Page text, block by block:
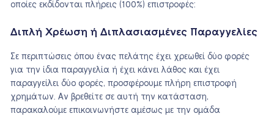
οποίες εκδίδονται πλήρεις (100%) επιστροφές:
Διπλή Χρέωση ή Διπλασιασμένες Παραγγελίες
Σε περιπτώσεις όπου ένας πελάτης έχει χρεωθεί δύο φορές
για την ίδια παραγγελία ή έχει κάνει λάθος και έχει
παραγγείλει δύο φορές, προσφέρουμε πλήρη επιστροφή
χρημάτων. Αν βρεθείτε σε αυτή την κατάσταση,
παρακαλούμε επικοινωνήστε αμέσως με την ομάδα